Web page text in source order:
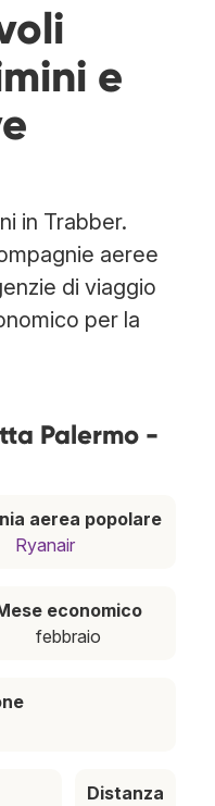
e
in Trabber.
aeree
di viaggio
per la
Palermo -
aerea popolare
Ryanair
economico
febbraio
Distanza